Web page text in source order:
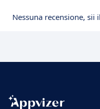
Nessuna recensione, sii